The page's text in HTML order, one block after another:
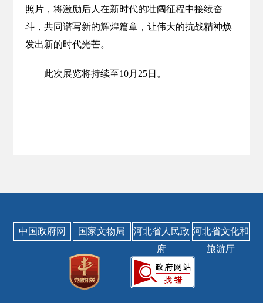
照片，将激励后人在新时代的壮阔征程中接续奋
斗，共同谱写新的辉煌篇章，让伟大的抗战精神焕
发出新的时代光芒。
此次展览将持续至10月25日。
中国政府网 国家文物局
河北省人民政
府
河北省文化和
旅游厅